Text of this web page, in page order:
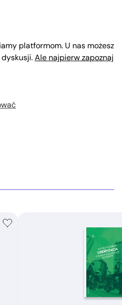
platformom. U nas możesz
dyskusji.Ale najpierw zapoznaj